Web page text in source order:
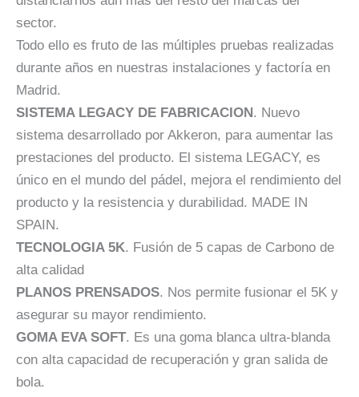
sector.
Todo ello es fruto de las múltiples pruebas realizadas
durante años en nuestras instalaciones y factoría en
Madrid.
SISTEMA LEGACY DE FABRICACION. Nuevo
sistema desarrollado por Akkeron, para aumentar las
prestaciones del producto. El sistema LEGACY, es
único en el mundo del pádel, mejora el rendimiento del
producto y la resistencia y durabilidad. MADE IN
SPAIN.
TECNOLOGIA 5K. Fusión de 5 capas de Carbono de
alta calidad
PLANOS PRENSADOS. Nos permite fusionar el 5K y
asegurar su mayor rendimiento.
GOMA EVA SOFT. Es una goma blanca ultra-blanda
con alta capacidad de recuperación y gran salida de
bola.